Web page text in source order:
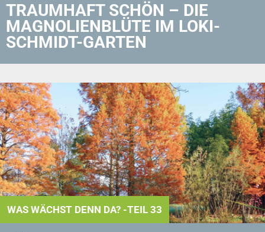
TRAUMHAFT SCHÖN – DIE
MAGNOLIENBLÜTE IM LOKI-
SCHMIDT-GARTEN
WAS WÄCHST DENN DA? -TEIL 33